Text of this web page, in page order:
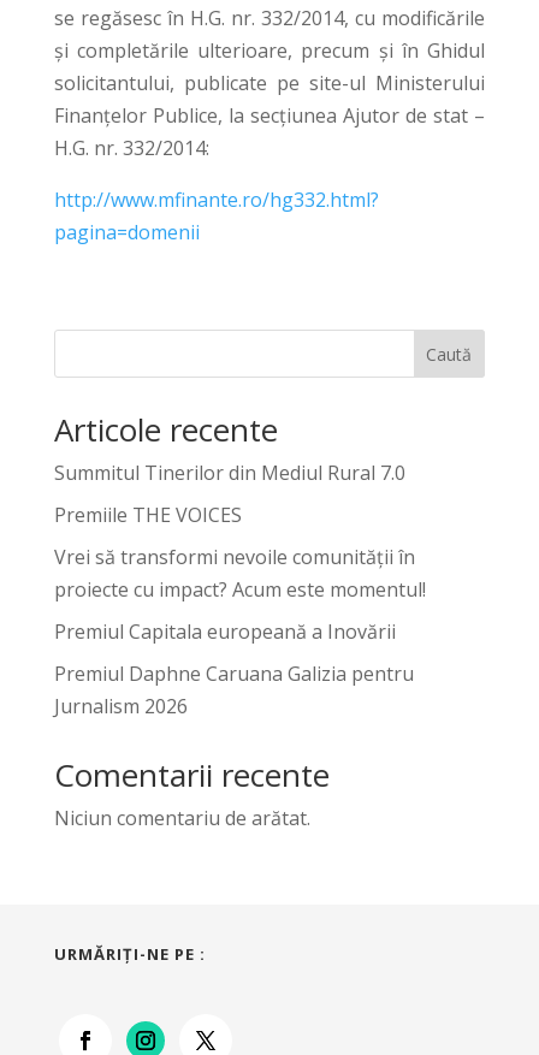
se regăsesc în H.G. nr. 332/2014, cu modificările
și completările ulterioare, precum și în Ghidul
solicitantului, publicate pe site-ul Ministerului
Finanțelor Publice, la secțiunea Ajutor de stat –
H.G. nr. 332/2014:
http://www.mfinante.ro/hg332.html?
pagina=domenii
Caută
Articole recente
Summitul Tinerilor din Mediul Rural 7.0
Premiile THE VOICES
Vrei să transformi nevoile comunității în
proiecte cu impact? Acum este momentul!
Premiul Capitala europeană a Inovării
Premiul Daphne Caruana Galizia pentru
Jurnalism 2026
Comentarii recente
Niciun comentariu de arătat.
URMĂRIŢI-NE PE :